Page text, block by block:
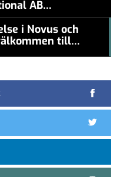
AB
Ana
as new
i Novus och
till